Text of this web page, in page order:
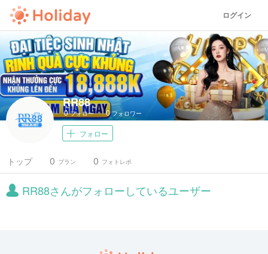
ログイン
RR88
0フォロー 0フォロワー
フォロー
トップ プラン
0 フォトレポ
0
RR88さんがフォローしているユーザー